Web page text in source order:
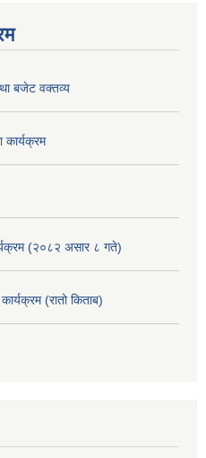
बजेट वक्तव्य
कार्यक्रम
(२०८२ असार ८ गते)
(रातो किताब)